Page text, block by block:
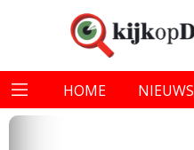
HOME NIEUWS